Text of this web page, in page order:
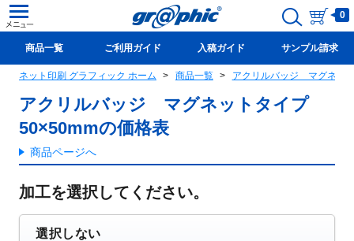
0
商品一覧 ご利用ガイド 入稿ガイド サンプル請求
新規会員登録(無料)
ネット印刷 グラフィック ホーム 商品一覧 アクリルバッジ マグネッ
アクリルバッジ マグネットタイプ
50×50mmの価格表
商品ページへ
加工を選択してください。
選択しない